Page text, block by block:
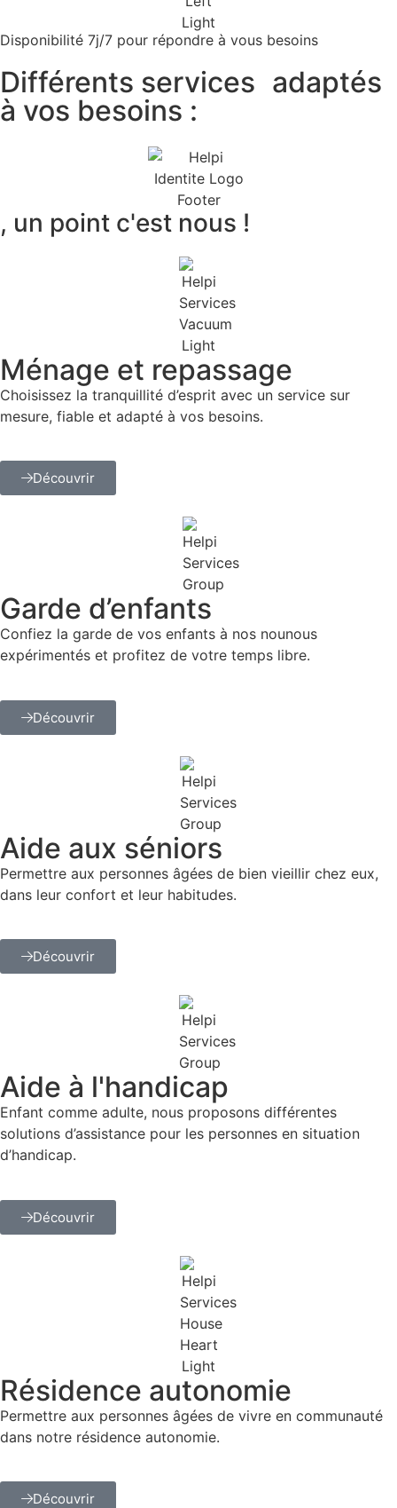
Disponibilité 7j/7 pour répondre à vous besoins
Différents services adaptés
à vos besoins :
, un point c'est nous !
Ménage et repassage
Choisissez la tranquillité d’esprit avec un service sur
mesure, fiable et adapté à vos besoins.
Découvrir
Garde d’enfants
Confiez la garde de vos enfants à nos nounous
expérimentés et profitez de votre temps libre.
Découvrir
Aide aux séniors
Permettre aux personnes âgées de bien vieillir chez eux,
dans leur confort et leur habitudes.
Découvrir
Aide à l'handicap
Enfant comme adulte, nous proposons différentes
solutions d’assistance pour les personnes en situation
d’handicap.
Découvrir
Résidence autonomie
Permettre aux personnes âgées de vivre en communauté
dans notre résidence autonomie.
Découvrir